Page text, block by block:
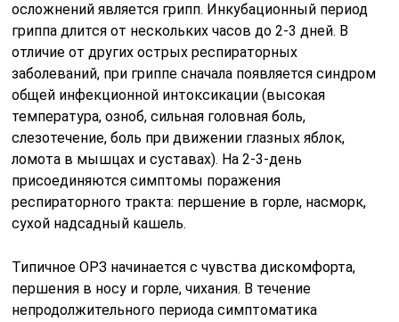
осложнений является грипп. Инкубационный период
гриппа длится от нескольких часов до 2-3 дней. В
отличие от других острых респираторных
заболеваний, при гриппе сначала появляется синдром
общей инфекционной интоксикации (высокая
температура, озноб, сильная головная боль,
слезотечение, боль при движении глазных яблок,
ломота в мышцах и суставах). На 2-3-день
присоединяются симптомы поражения
респираторного тракта: першение в горле, насморк,
сухой надсадный кашель.
Типичное ОРЗ начинается с чувства дискомфорта,
першения в носу и горле, чихания. В течение
непродолжительного периода симптоматика